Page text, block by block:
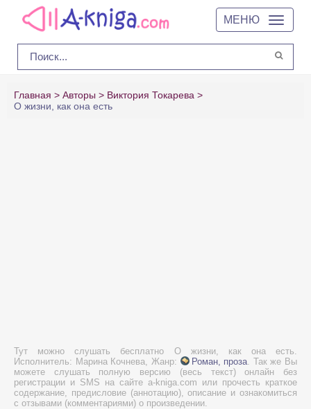
МЕНЮ
Главная Авторы
Виктория Токарева
О жизни, как она есть
Тут можно слушать бесплатно О жизни, как она есть.
Исполнитель: Марина Кочнева, Жанр:
Роман, проза. Так же Вы
можете слушать полную версию (весь текст) онлайн без
регистрации и SMS на сайте a-kniga.com или прочесть краткое
содержание, предисловие (аннотацию), описание и ознакомиться
с отзывами (комментариями) о произведении.